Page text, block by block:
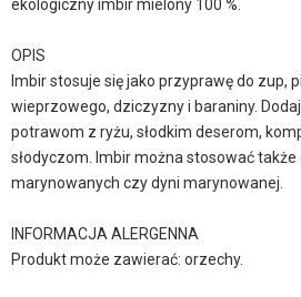
ekologiczny imbir mielony 100 %.
OPIS
Imbir stosuje się jako przyprawę do zup,
wieprzowego, dziczyzny i baraniny.
potrawom z ryżu, słodkim deserom,
słodyczom. Imbir można stosować także
marynowanych czy dyni marynowanej.
INFORMACJA ALERGENNA
Produkt może zawierać: orzechy.